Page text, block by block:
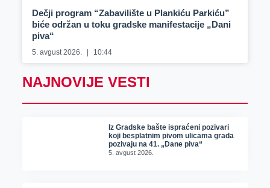
Dečji program “Zabavilište u Plankiću Parkiću”
biće održan u toku gradske manifestacije „Dani
piva“
5. avgust 2026. 10:44
NAJNOVIJE VESTI
Iz Gradske bašte ispraćeni pozivari
koji besplatnim pivom ulicama grada
pozivaju na 41. „Dane piva“
5. avgust 2026.